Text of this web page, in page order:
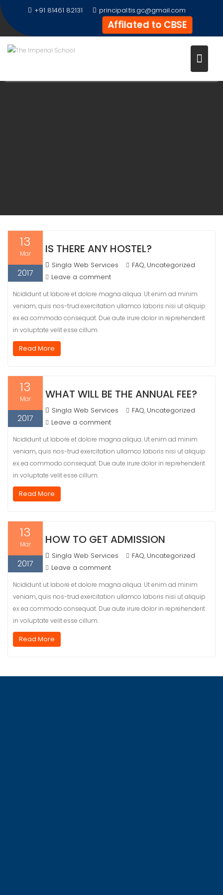
Skip
to
content
+91 81461 82131 principal.tis.gc@gmail.com
Affilated to CBSE
13
Mar
2017
IS THERE ANY HOSTEL?
Singla Web Services FAQ, Uncategorized
Leave a comment
Ncididunt ut labore et dolore magna aliqua. Ut enim ad minim
veniam, quis nos-trud exercitation ullamco laboris nisi ut aliquip
ex ea commodo consequat. Due aute irure dolor in reprehenderit
in voluptate velit esse cillum.
Read More
13
Mar
2017
WHAT WILL BE THE ANNUAL FEE?
Singla Web Services FAQ, Uncategorized
Leave a comment
Ncididunt ut labore et dolore magna aliqua. Ut enim ad minim
veniam, quis nos-trud exercitation ullamco laboris nisi ut aliquip
ex ea commodo consequat. Due aute irure dolor in reprehenderit
in voluptate velit esse cillum.
Read More
13
Mar
2017
HOW TO GET ADMISSION
Singla Web Services FAQ, Uncategorized
Leave a comment
Ncididunt ut labore et dolore magna aliqua. Ut enim ad minim
veniam, quis nos-trud exercitation ullamco laboris nisi ut aliquip
ex ea commodo consequat. Due aute irure dolor in reprehenderit
in voluptate velit esse cillum.
Read More